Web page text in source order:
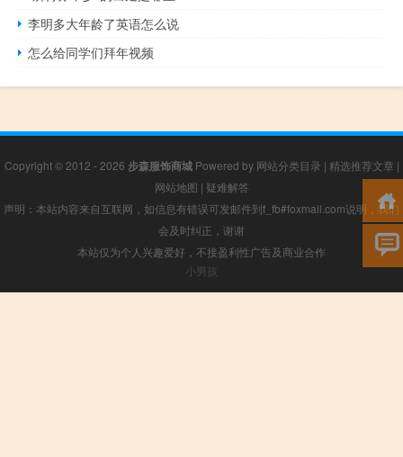
李明多大年龄了英语怎么说
怎么给同学们拜年视频
Copyright © 2012 - 2026 步森服饰商城Powered by 网站分类目录 | 精选推荐文章 |
网站地图 | 疑难解答
声明：本站内容来自互联网，如信息有错误可发邮件到f_fb#foxmail.com说明，我们
会及时纠正，谢谢
本站仅为个人兴趣爱好，不接盈利性广告及商业合作
小男孩